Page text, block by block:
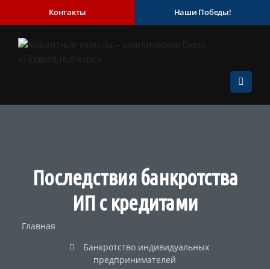
Контакты Наши Победы!
Последствия банкротства
ИП с кредитами
Главная
Банкротство индивидуальных
предпринимателей